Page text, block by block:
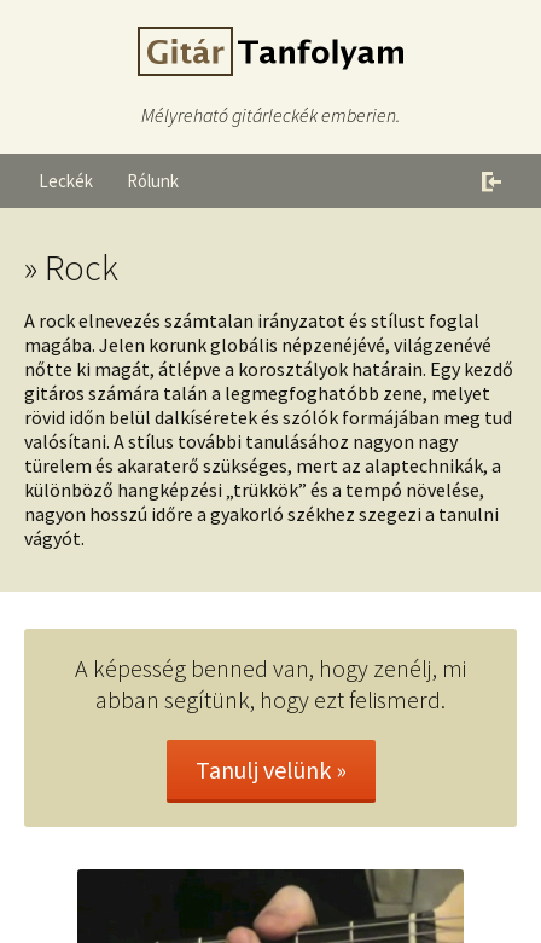
Mélyreható gitárleckék emberien.
Leckék Rólunk
» Rock
A rock elnevezés számtalan irányzatot és stílust foglal
magába. Jelen korunk globális népzenéjévé, világzenévé
nőtte ki magát, átlépve a korosztályok határain. Egy kezdő
gitáros számára talán a legmegfoghatóbb zene, melyet
rövid időn belül dalkíséretek és szólók formájában meg tud
valósítani. A stílus további tanulásához nagyon nagy
türelem és akaraterő szükséges, mert az alaptechnikák, a
különböző hangképzési „trükkök” és a tempó növelése,
nagyon hosszú időre a gyakorló székhez szegezi a tanulni
vágyót.
A képesség benned van, hogy zenélj, mi
abban segítünk, hogy ezt felismerd.
Tanulj velünk »